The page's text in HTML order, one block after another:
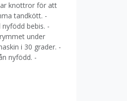
knottror för att
tandkött. -
bebis. -
under
i 30 grader. -
nyfödd. -